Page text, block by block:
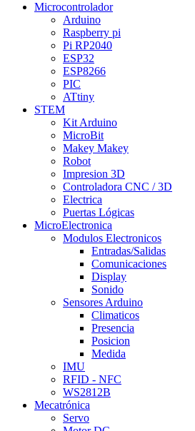
Microcontrolador
Arduino
Raspberry pi
Pi RP2040
ESP32
ESP8266
PIC
ATtiny
STEM
Kit Arduino
MicroBit
Makey Makey
Robot
Impresion 3D
Controladora CNC / 3D
Electrica
Puertas Lógicas
MicroElectronica
Modulos Electronicos
Entradas/Salidas
Comunicaciones
Display
Sonido
Sensores Arduino
Climaticos
Presencia
Posicion
Medida
IMU
RFID - NFC
WS2812B
Mecatrónica
Servo